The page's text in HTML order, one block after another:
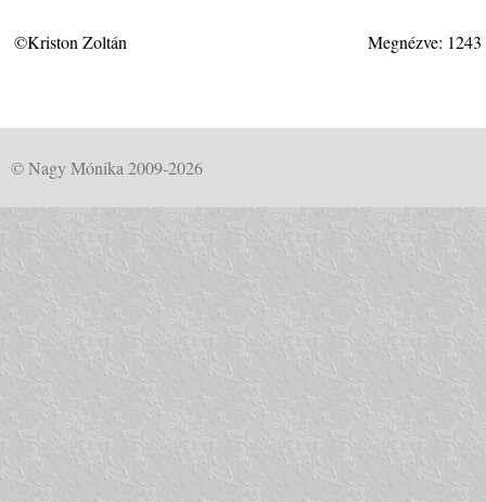
©Kriston Zoltán Megnézve:
© Nagy Mónika 2009-2026